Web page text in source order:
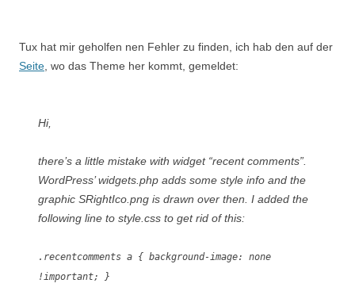
Tux hat mir geholfen nen Fehler zu finden, ich hab den auf der
Seite , wo das Theme her kommt, gemeldet:
Hi,
there’s a little mistake with widget “recent comments”.
WordPress’widgets.php adds some style info and the
graphic SRightIco.png is drawn over then. I added the
following line to style.css to get rid of this:
.recentcomments a { background-image: none
!important; }